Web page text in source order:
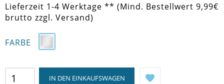
Lieferzeit 1-4 Werktage ** (Mind. Bestellwert 9,99€
brutto zzgl. Versand)
FARBE
IN DEN EINKAUFSWAGEN